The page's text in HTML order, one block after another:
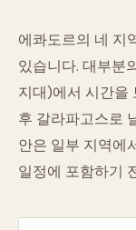
에콰도르의 네 지
있습니다. 대부분
지대)에서 시간을
후 갈라파고스로
안은 일부 지역에
일정에 포함하기